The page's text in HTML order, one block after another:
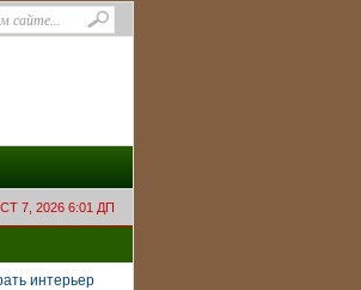
7, 2026 6:01 ДП
интерьер